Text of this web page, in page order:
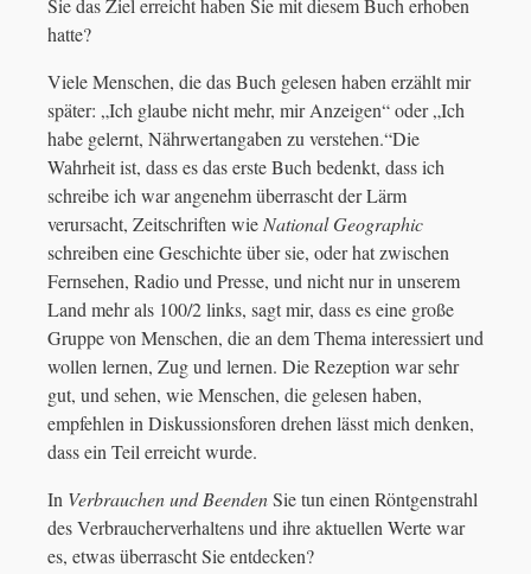
Sie das Ziel erreicht haben Sie mit diesem Buch erhoben
hatte?
Viele Menschen, die das Buch gelesen haben erzählt mir
später: „Ich glaube nicht mehr, mir Anzeigen“ oder „Ich
habe gelernt, Nährwertangaben zu verstehen.“Die
Wahrheit ist, dass es das erste Buch bedenkt, dass ich
schreibe ich war angenehm überrascht der Lärm
verursacht, Zeitschriften wie National Geographic
schreiben eine Geschichte über sie, oder hat zwischen
Fernsehen, Radio und Presse, und nicht nur in unserem
Land mehr als 100/2 links, sagt mir, dass es eine große
Gruppe von Menschen, die an dem Thema interessiert und
wollen lernen, Zug und lernen. Die Rezeption war sehr
gut, und sehen, wie Menschen, die gelesen haben,
empfehlen in Diskussionsforen drehen lässt mich denken,
dass ein Teil erreicht wurde.
In Verbrauchen und BeendenSie tun einen Röntgenstrahl
des Verbraucherverhaltens und ihre aktuellen Werte war
es, etwas überrascht Sie entdecken?